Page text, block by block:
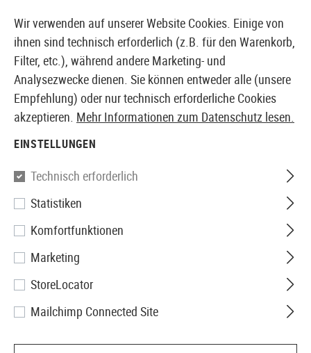
EUROPÄISCHER AIRSOFT SHOP & GROßHÄNDLER
Element
VIP Light Helmet Mount
Wir verwenden auf unserer Website Cookies. Einige von
ihnen sind technisch erforderlich (z.B. für den Warenkorb,
Filter, etc.), während andere Marketing- und
Analysezwecke dienen. Sie können entweder alle (unsere
Empfehlung) oder nur technisch erforderliche Cookies
akzeptieren. Mehr Informationen zum Datenschutz lesen.
EINSTELLUNGEN
Technisch erforderlich
Statistiken
Komfortfunktionen
Marketing
StoreLocator
Mailchimp Connected Site